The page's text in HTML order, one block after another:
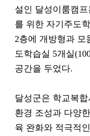
설인 달성이룸캠
를 위한 자기주도
2층에 개방형과 모
도학습실 5개실
공간을 두었다.
달성군은 학교복
환경 조성과 다양
육 완화와 적극적